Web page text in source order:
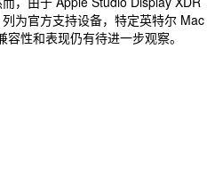
为官方支持设备，特定英特尔 Mac
性和表现仍有待进一步观察。